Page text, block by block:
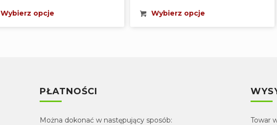
Wybierz opcje Wybierz opcje
PŁATNOŚCI
Można dokonać w następujący sposób:
Towar